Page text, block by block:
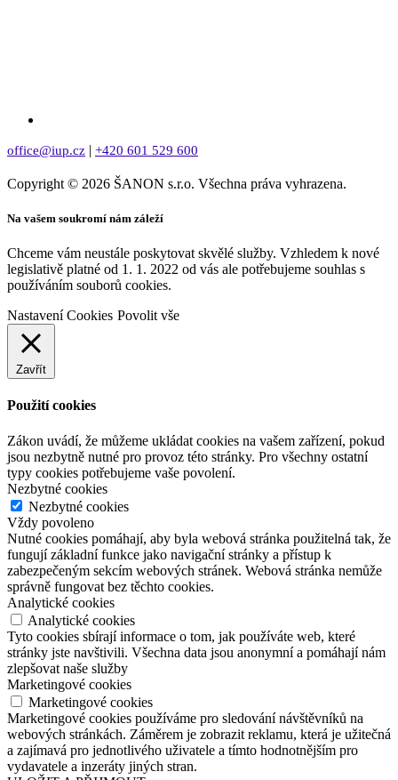
office@iup.cz | +420 601 529 600
Copyright © 2026 ŠANON s.r.o. Všechna práva vyhrazena.
Na vašem soukromí nám záleží
Chceme vám neustále poskytovat skvělé služby. Vzhledem k nové
legislativě platné od 1. 1. 2022 od vás ale potřebujeme souhlas s
používáním souborů cookies.
Nastavení Cookies Povolit vše
Zavřít
Použití cookies
Zákon uvádí, že můžeme ukládat cookies na vašem zařízení, pokud
jsou nezbytně nutné pro provoz této stránky. Pro všechny ostatní
typy cookies potřebujeme vaše povolení.
Nezbytné cookies
Nezbytné cookies
Vždy povoleno
Nutné cookies pomáhají, aby byla webová stránka použitelná tak, že
fungují základní funkce jako navigační stránky a přístup k
zabezpečeným sekcím webových stránek. Webová stránka nemůže
správně fungovat bez těchto cookies.
Analytické cookies
Analytické cookies
Tyto cookies sbírají informace o tom, jak používáte web, které
stránky jste navštivili. Všechna data jsou anonymní a pomáhají nám
zlepšovat naše služby
Marketingové cookies
Marketingové cookies
Marketingové cookies používáme pro sledování návštěvníků na
webových stránkách. Záměrem je zobrazit reklamu, která je užitečná
a zajímavá pro jednotlivého uživatele a tímto hodnotnějším pro
vydavatele a inzeráty jiných stran.